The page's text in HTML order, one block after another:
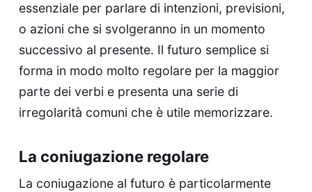
essenziale per parlare di intenzioni, previsioni,
o azioni che si svolgeranno in un momento
successivo al presente. Il futuro semplice si
forma in modo molto regolare per la maggior
parte dei verbi e presenta una serie di
irregolarità comuni che è utile memorizzare.
La coniugazione regolare
La coniugazione al futuro è particolarmente